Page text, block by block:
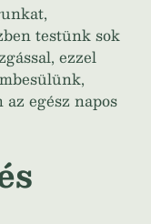
testünk sok
ezzel
egész napos